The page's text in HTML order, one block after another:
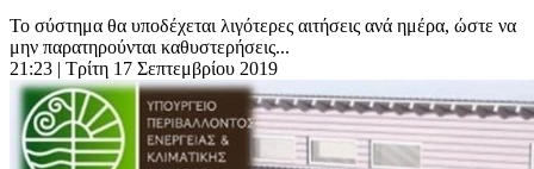
Το σύστημα θα υποδέχεται λιγότερες αιτήσεις ανά ημέρα, ώστε να
μην παρατηρούνται καθυστερήσεις...
21:23 | Τρίτη 17 Σεπτεμβρίου 2019